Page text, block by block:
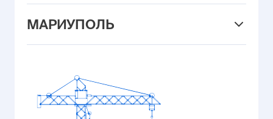
MAIL26@USIMAIL.RU
ул. Вересаева, 101/3
ул. Левобережная, 6/6
MAIL61@USIMAIL.RU
ул. Промышленная, 23
KISLOVODSK@USIMAIL.RU
МАРИУПОЛЬ
пр-кт Строителей, 93А